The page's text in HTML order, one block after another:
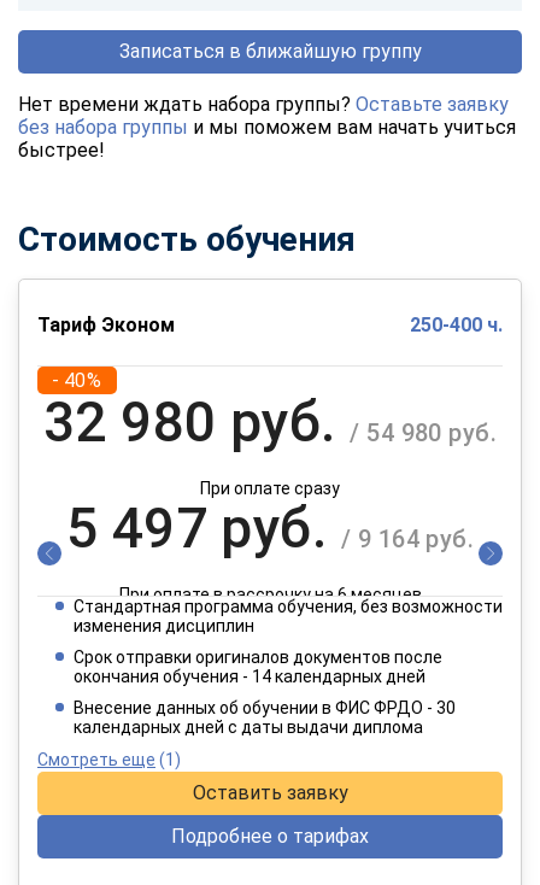
Записаться в ближайшую группу
Нет времени ждать набора группы? Оставьте заявку
без набора группы и мы поможем вам начать учиться
быстрее!
Стоимость обучения
Тариф Эконом 250-400 ч.
- 40%
32 980 руб. / 54 980 руб.
При оплате сразу
5 497 руб. / 9 164 руб.
При оплате в рассрочку на 6 месяцев
2 749 руб.
При оплате в рассрочку на 12 месяцев
Стандартная программа обучения, без возможности
изменения дисциплин
Срок отправки оригиналов документов после
окончания обучения - 14 календарных дней
Внесение данных об обучении в ФИС ФРДО - 30
календарных дней с даты выдачи диплома
Смотреть еще (1)
Оставить заявку
Подробнее о тарифах